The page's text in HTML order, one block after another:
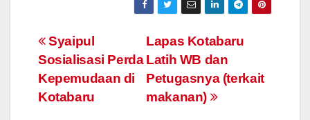
Post
navigation
Lapas Kotabaru
Latih WB dan
Petugasnya (terkait
makanan)
Syaipul
Sosialisasi Perda
Kepemudaan di
Kotabaru